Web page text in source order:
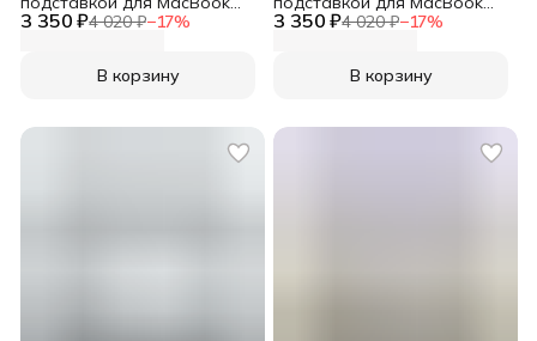
3 350 ₽4 020 ₽−17%
Air 13.6 (M2, M3, M4, M5),
В корзину
3 350 ₽4 020 ₽−17%
Air 13.6 (M2, M3, M4, M5),
В корзину